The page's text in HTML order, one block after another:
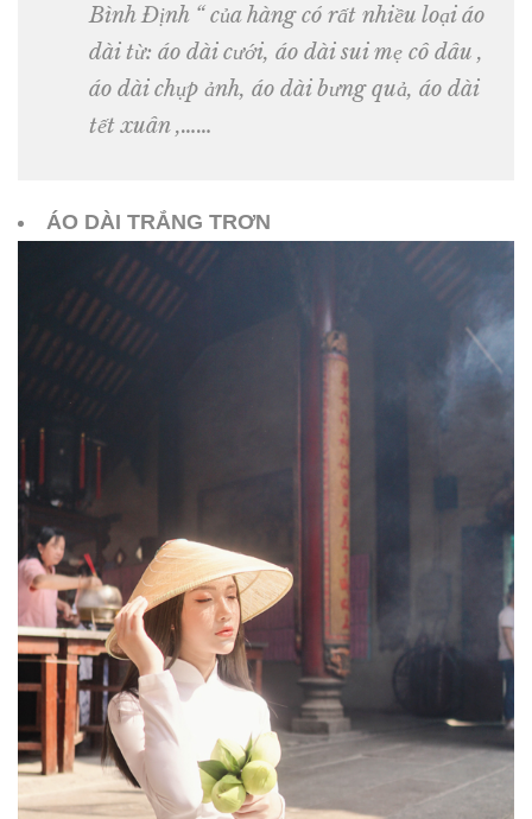
Bình Định “của hàng có rất nhiều loại áo
dài từ: áo dài cưới, áo dài sui mẹ cô dâu ,
áo dài chụp ảnh, áo dài bưng quả, áo dài
tết xuân ,……
ÁO DÀI TRẮNG TRƠN